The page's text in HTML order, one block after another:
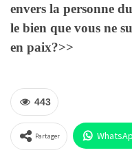
envers la personne
le bien que vous ne
en paix?>>
443
Partager